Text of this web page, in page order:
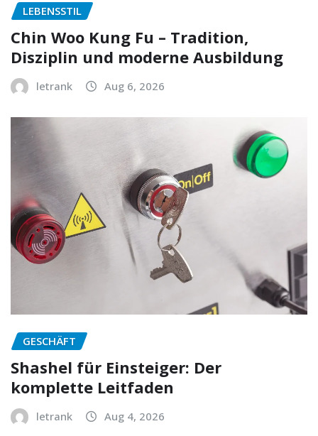
LEBENSSTIL
Chin Woo Kung Fu – Tradition,
Disziplin und moderne Ausbildung
letrank Aug 6, 2026
GESCHÄFT
Shashel für Einsteiger: Der
komplette Leitfaden
letrank Aug 4, 2026